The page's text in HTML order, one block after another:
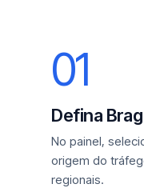
01
Defina
No painel,
origem do
regionais.